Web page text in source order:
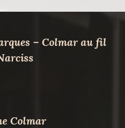
– Colmar au fil
Colmar